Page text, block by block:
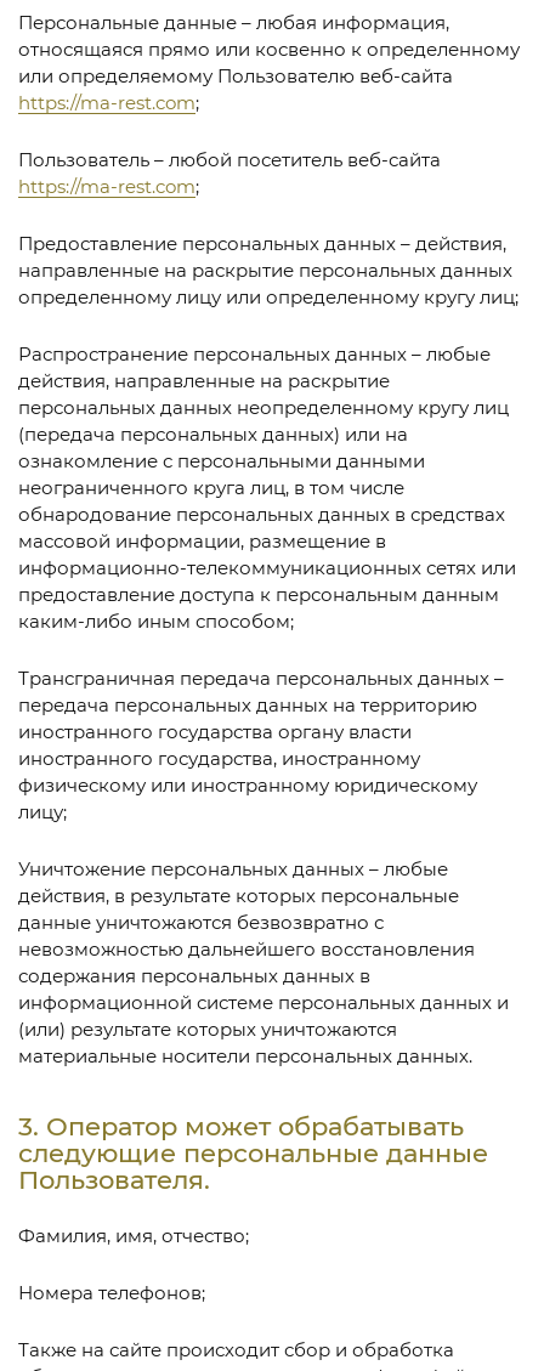
Персональные данные – любая информация,
относящаяся прямо или косвенно к определенному
или определяемому Пользователю веб-сайта
https://ma-rest.com;
Пользователь – любой посетитель веб-сайта
https://ma-rest.com;
Предоставление персональных данных – действия,
направленные на раскрытие персональных данных
определенному лицу или определенному кругу лиц;
Распространение персональных данных – любые
действия, направленные на раскрытие
персональных данных неопределенному кругу лиц
(передача персональных данных) или на
ознакомление с персональными данными
неограниченного круга лиц, в том числе
обнародование персональных данных в средствах
массовой информации, размещение в
информационно-телекоммуникационных сетях или
предоставление доступа к персональным данным
каким-либо иным способом;
Трансграничная передача персональных данных –
передача персональных данных на территорию
иностранного государства органу власти
иностранного государства, иностранному
физическому или иностранному юридическому
лицу;
Уничтожение персональных данных – любые
действия, в результате которых персональные
данные уничтожаются безвозвратно с
невозможностью дальнейшего восстановления
содержания персональных данных в
информационной системе персональных данных и
(или) результате которых уничтожаются
материальные носители персональных данных.
3. Оператор может обрабатывать
следующие персональные данные
Пользователя.
Фамилия, имя, отчество;
Номера телефонов;
Также на сайте происходит сбор и обработка